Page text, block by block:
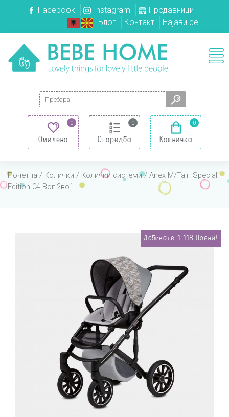
Facebook Instagram
Продавници
Блог
Контакт Најави се
Search for:
0
Омилено
0
Споредба
0
Кошничка
Почетна / Колички / Колички системи/ Anex М/Тајп Special
Edition 04 Вог 2во1
Добивате 1.118 Поени!